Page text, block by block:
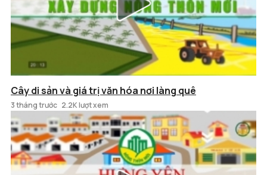
Cây di sản và giá trị văn hóa nơi làng quê
3 tháng trước 2.2K lượt xem